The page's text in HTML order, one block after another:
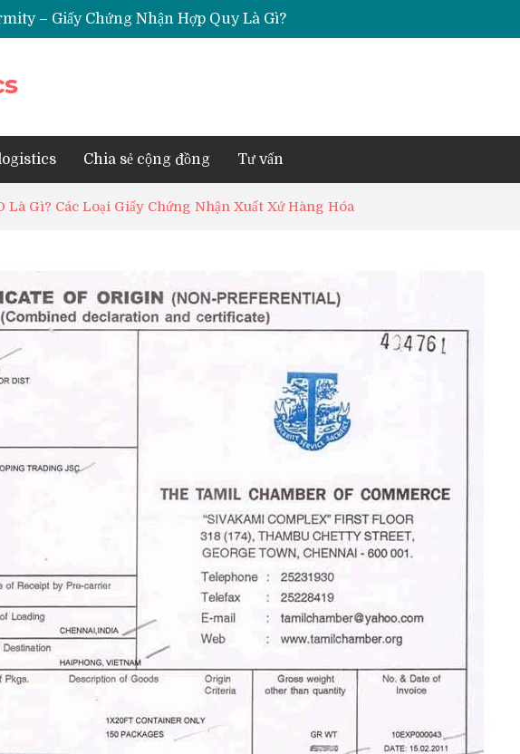
Nhập Khẩu? Cách Đọc Booking Tàu
Gì? Cách Tính Chargeable Weight Hàng Air
– Giấy Chứng Nhận Hợp Quy Là Gì?
Nhập Khẩu? Cách Đọc Booking Tàu
Chia sẻ cộng đồng Tư vấn
Là Gì? Các Loại Giấy Chứng Nhận Xuất Xứ Hàng Hóa